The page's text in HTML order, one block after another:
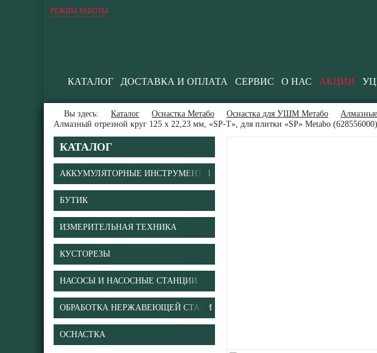
РЕЖИМ РАБОТЫ
КАТАЛОГ ДОСТАВКА И ОПЛАТА СЕРВИС О НАС АКЦИИ
Вы здесь: Каталог Оснастка Метабо Оснастка для УШМ Метабо
Алмазный отрезной круг 125 x 22,23 мм, «SP-T», для плитки «SP» Metabo (628556000)
КАТАЛОГ
АККУМУЛЯТОРНЫЕ ИНСТРУМЕНТЫ
БУТИК
ИЗМЕРИТЕЛЬНАЯ ТЕХНИКА
КУСТОРЕЗЫ
НАСОСЫ И НАСОСНЫЕ СТАНЦИИ
ОБРАБОТКА НЕРЖАВЕЮЩЕЙ СТАЛИ
ОСНАСТКА